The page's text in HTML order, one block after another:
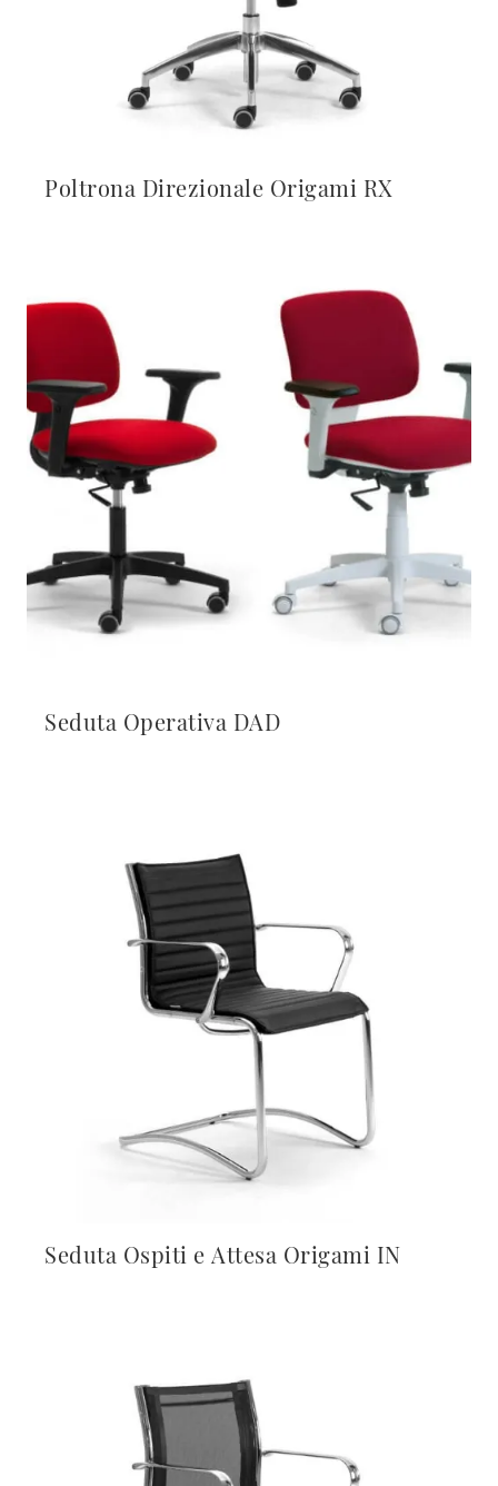
Poltrona Direzionale Origami RX
Seduta Operativa DAD
Seduta Ospiti e Attesa Origami IN